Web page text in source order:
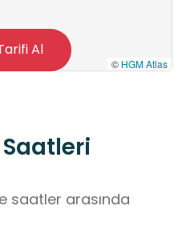
© HGM Atlas
Al
saatler arasında